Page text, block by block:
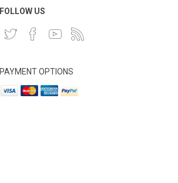
FOLLOW US
PAYMENT OPTIONS